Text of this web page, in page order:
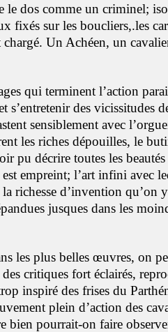
le dos comme un criminel;
fixés sur les boucliers,.les
chargé. Un Achéen, un
qui terminent l’action
s’entretenir des vicissitudes
sensiblement avec
les riches dépouilles, le
pu décrire toutes les
empreint; l’art infini avec
richesse d’invention qu’on
jusques dans les
les plus belles œuvres, on
critiques fort éclairés,
inspiré des frises du
plein d’action des
bien pourrait-on faire